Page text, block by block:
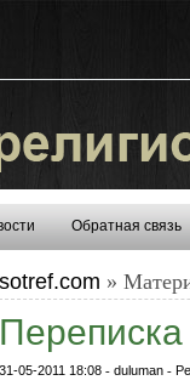
Обратная связь
sotref.com »
31-05-2011 18:08 -duluman -